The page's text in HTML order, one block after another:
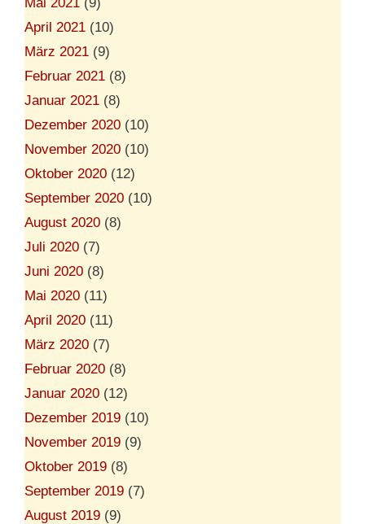
April 2021 (10)
März 2021 (9)
Februar 2021 (8)
Januar 2021 (8)
Dezember 2020 (10)
November 2020 (10)
Oktober 2020 (12)
September 2020 (10)
August 2020 (8)
Juli 2020 (7)
Juni 2020 (8)
Mai 2020 (11)
April 2020 (11)
März 2020 (7)
Februar 2020 (8)
Januar 2020 (12)
Dezember 2019 (10)
November 2019 (9)
Oktober 2019 (8)
September 2019 (7)
August 2019 (9)